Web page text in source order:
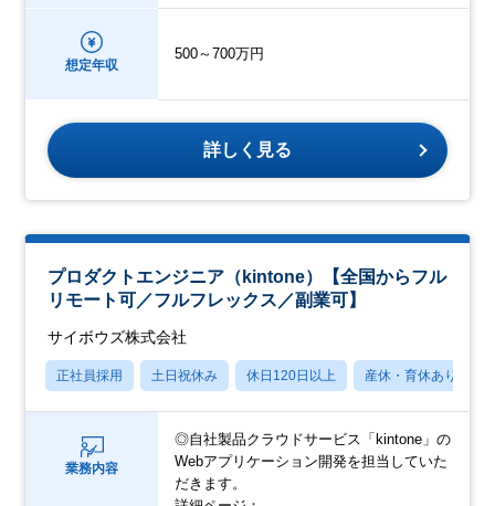
想定年収
500～700万円
詳しく見る
プロダクトエンジニア（kintone）【全国からフル
リモート可／フルフレックス／副業可】
サイボウズ株式会社
正社員採用 土日祝休み 休日120日以上 産休・育休あり
業務内容
◎自社製品クラウドサービス「kintone」の
Webアプリケーション開発を担当していた
だきます。